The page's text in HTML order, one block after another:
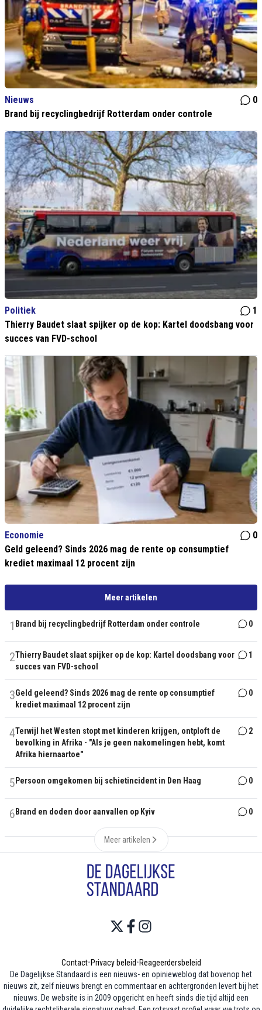
Nieuws
0
Brand bij recyclingbedrijf Rotterdam onder controle
Politiek
1
Thierry Baudet slaat spijker op de kop: Kartel doodsbang voor
succes van FVD-school
Economie
0
Geld geleend? Sinds 2026 mag de rente op consumptief
krediet maximaal 12 procent zijn
Meer artikelen
1 Brand bij recyclingbedrijf Rotterdam onder controle 0
2Thierry Baudet slaat spijker op de kop: Kartel doodsbang voor
succes van FVD-school
1
3Geld geleend? Sinds 2026 mag de rente op consumptief
krediet maximaal 12 procent zijn
0
4Terwijl het Westen stopt met kinderen krijgen, ontploft de
bevolking in Afrika - "Als je geen nakomelingen hebt, komt
Afrika hiernaartoe"
2
5 Persoon omgekomen bij schietincident in Den Haag 0
6 Brand en doden door aanvallen op Kyiv 0
Meer artikelen
Contact•Privacy beleid•Reageerdersbeleid
De Dagelijkse Standaard is een nieuws- en opinieweblog dat bovenop het
nieuws zit, zelf nieuws brengt en commentaar en achtergronden levert bij het
nieuws. De website is in 2009 opgericht en heeft sinds die tijd altijd een